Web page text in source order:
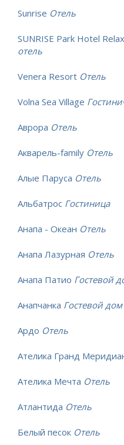
Sunrise Отель
SUNRISE Park Hotel
отель
Venera Resort Отель
Volna Sea Village
Аврора Отель
Акварель-family Отель
Алые Паруса Отель
Альбатрос Гостиница
Анапа - Океан Отель
Анапа Лазурная Отель
Анапа Патио Гостевой
Анапчанка Гостевой дом
Ардо Отель
Ателика Гранд
Ателика Мечта Отель
Атлантида Отель
Белый песок Отель